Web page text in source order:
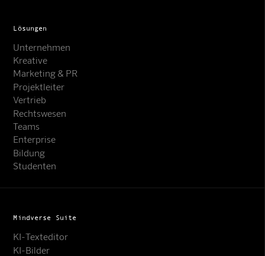
Lösungen
Unternehmen
Kreative
Marketing & PR
Projektleiter
Vertrieb
Rechtswesen
Teams
Enterprise
Bildung
Studenten
Mindverse Suite
KI-Texteditor
KI-Bilder